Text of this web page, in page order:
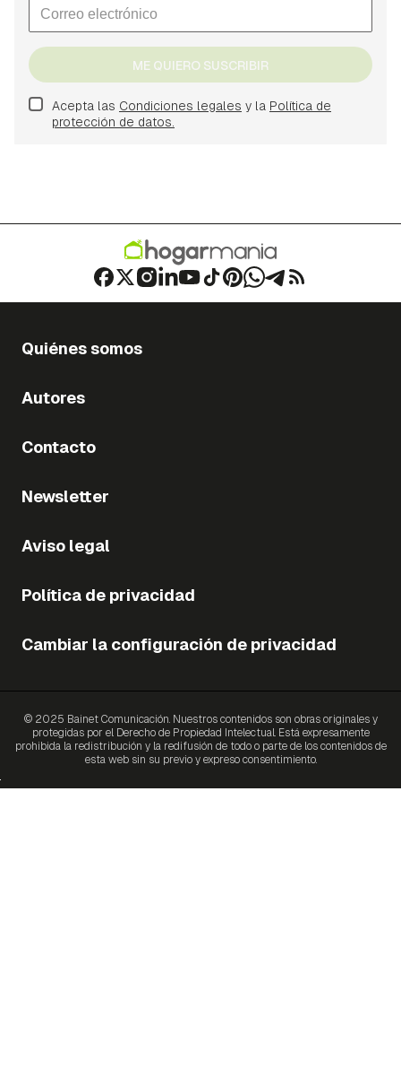
ME QUIERO SUSCRIBIR
Acepta las Condiciones legales y la Política de
protección de datos.
Quiénes somos
Autores
Contacto
Newsletter
Aviso legal
Política de privacidad
Cambiar la configuración de privacidad
© 2025 Bainet Comunicación. Nuestros contenidos son obras originales y
protegidas por el Derecho de Propiedad Intelectual. Está expresamente
prohibida la redistribución y la redifusión de todo o parte de los contenidos de
esta web sin su previo y expreso consentimiento.